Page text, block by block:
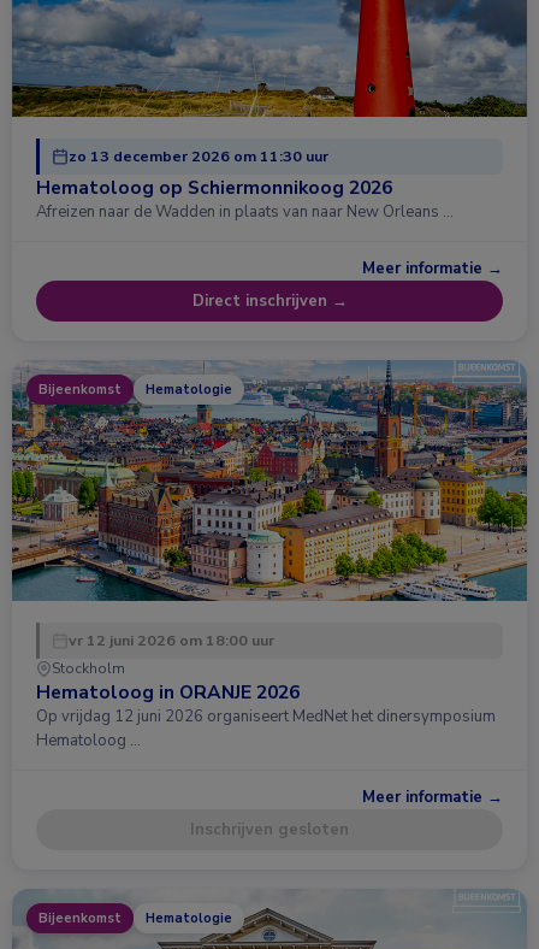
zo 13 december 2026 om 11:30 uur
Hematoloog op Schiermonnikoog 2026
Afreizen naar de Wadden in plaats van naar New Orleans …
Meer informatie →
Direct inschrijven →
Bijeenkomst Hematologie
vr 12 juni 2026 om 18:00 uur
Stockholm
Hematoloog in ORANJE 2026
Op vrijdag 12 juni 2026 organiseert MedNet het dinersymposium
Hematoloog …
Meer informatie →
Inschrijven gesloten
Bijeenkomst Hematologie